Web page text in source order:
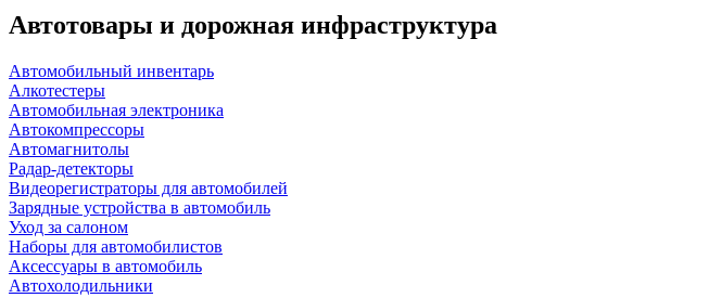
Автотовары и дорожная инфраструктура
Автомобильный инвентарь
Алкотестеры
Автомобильная электроника
Автокомпрессоры
Автомагнитолы
Радар-детекторы
Видеорегистраторы для автомобилей
Зарядные устройства в автомобиль
Уход за салоном
Наборы для автомобилистов
Аксессуары в автомобиль
Автохолодильники